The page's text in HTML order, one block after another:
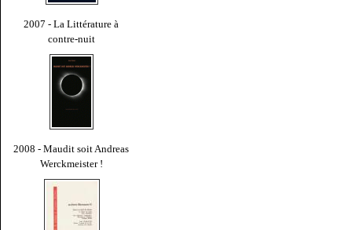
2007 - La Littérature à
contre-nuit
2008 - Maudit soit Andreas
Werckmeister !